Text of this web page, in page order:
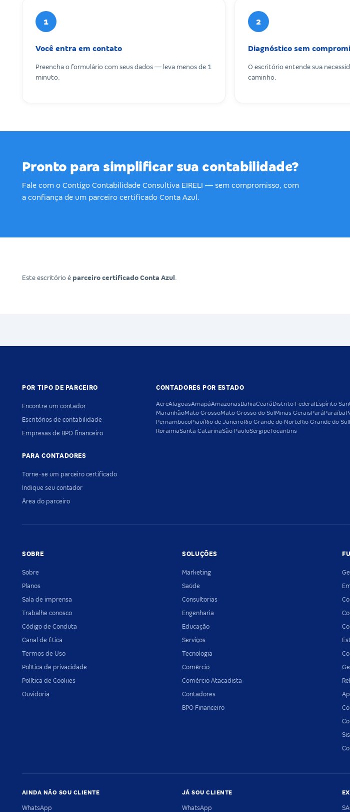
1
Você entra em contato
Preencha o formulário com seus dados — leva menos de 1
minuto.
2
Diagnóstico sem
O escritório entende sua
caminho.
Pronto para simplificar sua contabilidade?
Fale com o Contigo Contabilidade Consultiva EIRELI — sem compromisso, com
a confiança de um parceiro certificado Conta Azul.
Este escritório é parceiro certificado Conta Azul .
POR TIPO DE PARCEIRO
Encontre um contador
Escritórios de contabilidade
Empresas de BPO financeiro
PARA CONTADORES
Torne-se um parceiro certificado
Indique seu contador
Área do parceiro
CONTADORES POR ESTADO
AcreAlagoasAmapáAmazonasBahiaCearáDistrito FederalEspírito
MaranhãoMato GrossoMato Grosso do SulMinas GeraisParáParaíba
PernambucoPiauíRio de JaneiroRio Grande do NorteRio Grande do Sul
RoraimaSanta CatarinaSão PauloSergipeTocantins
SOBRE
Sobre
Planos
Sala de imprensa
Trabalhe conosco
Código de Conduta
Canal de Ética
Termos de Uso
Política de privacidade
Política de Cookies
Ouvidoria
SOLUÇÕES
Marketing
Saúde
Consultorias
Engenharia
Educação
Serviços
Tecnologia
Comércio
Comércio Atacadista
Contadores
BPO Financeiro
AINDA NÃO SOU CLIENTE
WhatsApp
JÁ SOU CLIENTE
WhatsApp